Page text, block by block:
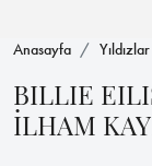
Anasayfa Yıldızlar
BILLIE
İLHAM